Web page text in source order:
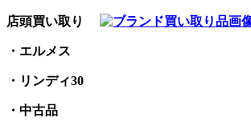
店頭買い取り
・エルメス
・リンディ30
・中古品